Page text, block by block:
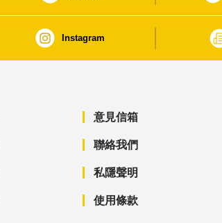
Instagram
意見信箱
聯絡我們
私隱聲明
使用條款